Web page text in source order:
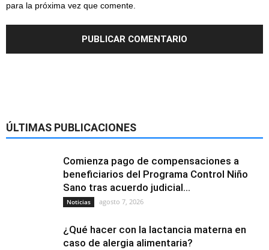
para la próxima vez que comente.
ÚLTIMAS PUBLICACIONES
Comienza pago de compensaciones a
beneficiarios del Programa Control Niño
Sano tras acuerdo judicial...
Noticias agosto 7, 2026
¿Qué hacer con la lactancia materna en
caso de alergia alimentaria?